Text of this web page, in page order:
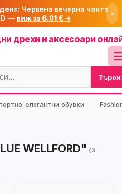
Червена вечерна чанта
— виж за 6.01 € → ×
дрехи и аксесоари
Начало
🔥 Намаления
Калкулатори
🎟️ Купони
Търси
елегантни обувки
WELLFORD" (3